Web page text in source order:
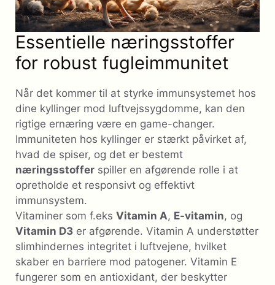
Essentielle næringsstoffer
for robust fugleimmunitet
Når det kommer til at styrke immunsystemet hos
dine kyllinger mod luftvejssygdomme, kan den
rigtige ernæring være en game-changer.
Immuniteten hos kyllinger er stærkt påvirket af,
hvad de spiser, og det er bestemt
næringsstoffer spiller en afgørende rolle i at
opretholde et responsivt og effektivt
immunsystem.
Vitaminer som f.eks Vitamin A, E-vitamin, og
Vitamin D3 er afgørende. Vitamin A understøtter
slimhindernes integritet i luftvejene, hvilket
skaber en barriere mod patogener. Vitamin E
fungerer som en antioxidant, der beskytter